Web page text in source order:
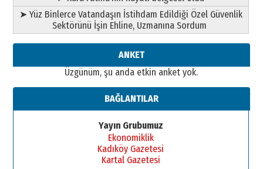
Ahmed Yesevi’den bir Alperen…
”Reisimiz” idi… Hakka yürüdü.!
26 Mart 2026 Perşembe
gönül adamı Faruk Terzioğlu!
bir vizyon proje daha!
02 Ağustos 2026 Pazar
➤ Yüz Binlerce Vatandaşın İstihdam Edildiği Özel Güvenlik
Sektörünü İşin Ehline, Uzmanına Sordum
ANKET
Üzgünüm, şu anda etkin anket yok.
BAĞLANTILAR
Yayın Grubumuz
Ekonomiklik
Kadıköy Gazetesi
Kartal Gazetesi